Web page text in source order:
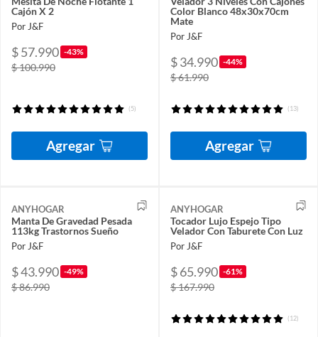
Cajón X 2
Por J&F
$ 57.990 -43%
$ 100.990
(5)
Agregar
Color Blanco 48x30x70cm
Mate
Por J&F
$ 34.990 -44%
$ 61.990
(13)
Agregar
ANYHOGAR
Manta De Gravedad Pesada
113kg Trastornos Sueño
Por J&F
$ 43.990 -49%
$ 86.990
ANYHOGAR
Tocador Lujo Espejo Tipo
Velador Con Taburete Con Luz
Por J&F
$ 65.990 -61%
$ 167.990
(12)